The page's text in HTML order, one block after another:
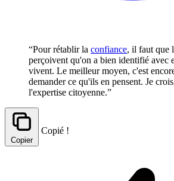
“Pour rétablir la confiance, il faut que
perçoivent qu'on a bien identifié avec
vivent. Le meilleur moyen, c'est
demander ce qu'ils en pensent. Je
l'expertise citoyenne.”
Copier
Copié !